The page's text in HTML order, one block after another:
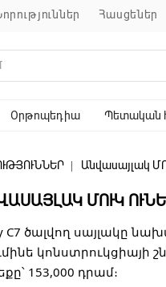
նորություններ հասցեներ
Օրթոպեդիա Պետական
Անվասայլակ
ՄՈՒԿ
C7 ծալվող սայլակը
կոնստրուկցիայի
153,000 դրամ։